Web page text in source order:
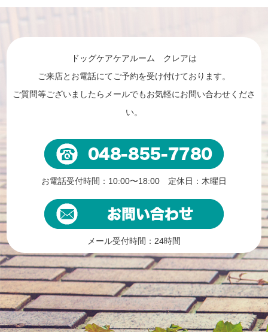
ドッグケアケアルーム クレアは
ご来店とお電話にてご予約を受け付けております。
ご質問等ございましたらメールでもお気軽にお問い合わせくださ
い。
お電話受付時間：10:00〜18:00 定休日：木曜日
メール受付時間：24時間